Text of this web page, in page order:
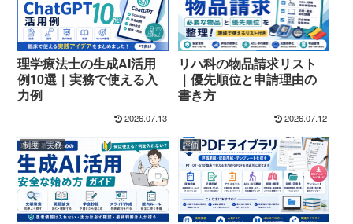
理学療法士の生成AI活用
例10選｜実務で使える入
力例
2026.07.13
リハ科の物品請求リスト
｜優先順位と申請理由の
書き方
2026.07.12
制度・実務 評価